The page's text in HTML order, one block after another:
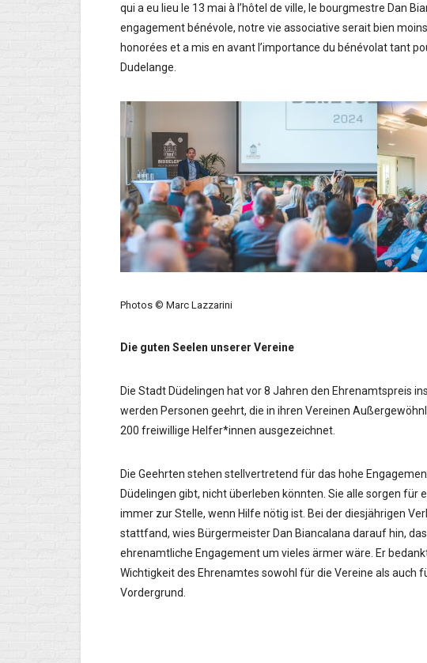
qui a eu lieu le 13 mai à l’hôtel de ville, le bourgmestre Dan
engagement bénévole, notre vie associative serait bien
honorées et a mis en avant l’importance du bénévolat tant
Dudelange.
Photos © Marc Lazzarini
Die guten Seelen unserer Vereine
Die Stadt Düdelingen hat vor 8 Jahren den Ehrenamtspreis
werden Personen geehrt, die in ihren Vereinen
200 freiwillige Helfer*innen ausgezeichnet.
Die Geehrten stehen stellvertretend für das hohe
Düdelingen gibt, nicht überleben könnten. Sie alle sorgen für
immer zur Stelle, wenn Hilfe nötig ist. Bei der diesjährigen
stattfand, wies Bürgermeister Dan Biancalana darauf hin,
ehrenamtliche Engagement um vieles ärmer wäre. Er
Wichtigkeit des Ehrenamtes sowohl für die Vereine als auch
Vordergrund.